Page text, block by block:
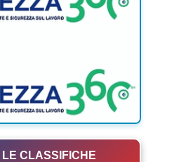
CLASSIFICHE